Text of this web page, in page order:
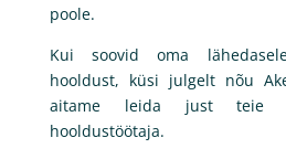
poole.
Kui soovid oma
hooldust, küsi julgelt nõu
aitame leida just teie
hooldustöötaja.